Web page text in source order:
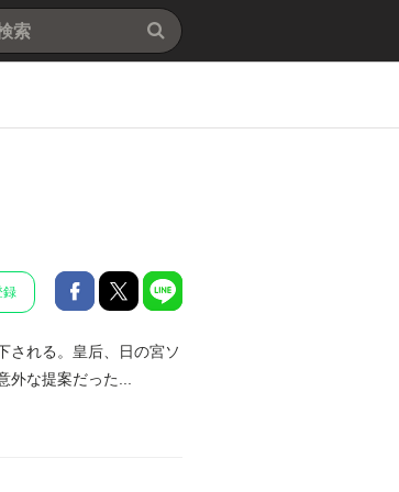
録
される。皇后、日の宮ソ
な提案だった...